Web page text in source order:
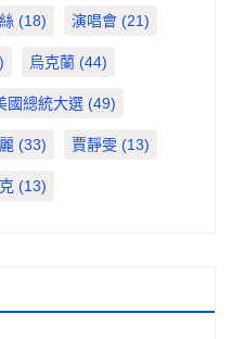
(18) 演唱會 (21)
烏克蘭 (44)
國總統大選 (49)
(33) 賈靜雯 (13)
(13)